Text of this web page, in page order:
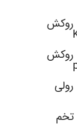
روکش
روکش
تخم